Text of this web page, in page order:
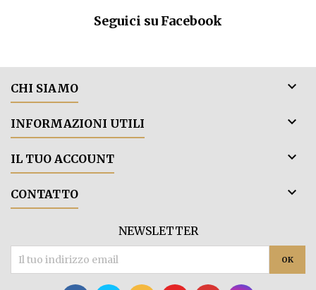
Seguici su Facebook
CHI SIAMO 
INFORMAZIONI UTILI 
IL TUO ACCOUNT 
CONTATTO 
NEWSLETTER